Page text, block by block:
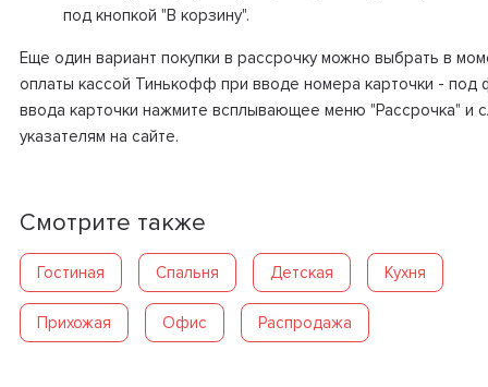
под кнопкой "В корзину".
Еще один вариант покупки в рассрочку можно выбрать в
оплаты кассой Тинькофф при вводе номера карточки - под
ввода карточки нажмите всплывающее меню "Рассрочка" и
указателям на сайте.
Смотрите также
Гостиная Спальня Детская Кухня
Прихожая Офис Распродажа